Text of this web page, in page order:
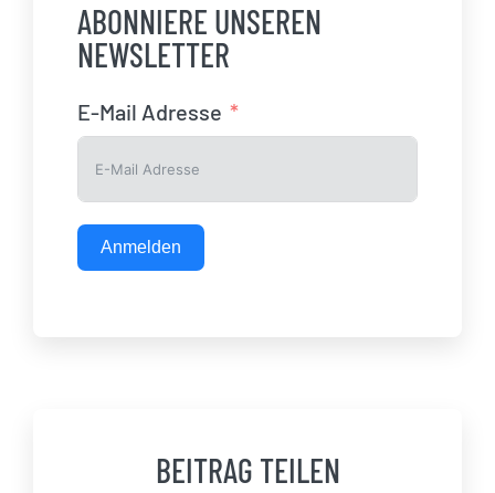
ABONNIERE UNSEREN
NEWSLETTER
E-Mail Adresse
Anmelden
BEITRAG TEILEN